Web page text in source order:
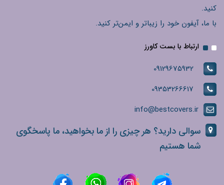
کنید.
با ما، آیفون خود را زیباتر و ایمن‌تر کنید.
ارتباط با بست کاورز
09129675932
09353266617
info@bestcovers.ir
سوالی دارید؟ هر چیزی را از ما بخواهید، ما پاسخگوی
شما هستیم